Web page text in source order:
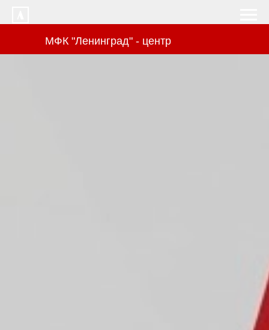
МФК "Ленинград" - центр
интерьеров